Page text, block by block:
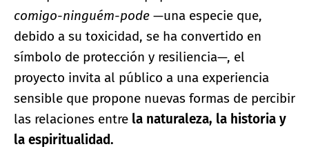
comigo-ninguém-pode —una especie que,
debido a su toxicidad, se ha convertido en
símbolo de protección y resiliencia—, el
proyecto invita al público a una experiencia
sensible que propone nuevas formas de percibir
las relaciones entre la naturaleza, la historia y
la espiritualidad.